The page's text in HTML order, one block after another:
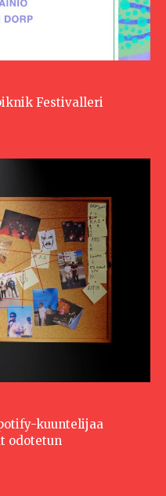
Festivalleri
kuuntelijaa
odotetun